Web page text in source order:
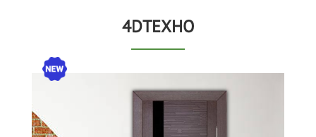
4DТЕХНО